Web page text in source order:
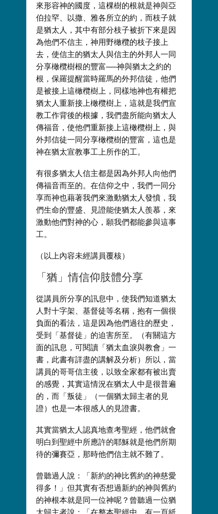
來形容神的國度，這棵樹的根就是神與亞
伯拉罕、以撒、雅各所立的約，而枝子就
是猶太人，其中有部分枝子被折下來是因
為他們不信主，神用野橄欖的枝子接上
去，使信主的猶太人與信主的外邦人一同
分享橄欖樹根的豐富──神與猶太之約的
根，保羅提醒當時羅馬的外邦信徒，他們
是被接上這橄欖樹上，同樣地神也有權把
猶太人重新接上橄欖樹上，這就是我們宣
教工作背後的根據，我們盡所能向猶太人
傳福音，使他們重新接上這橄欖樹上，與
外邦信徒一同分享橄欖樹的豐富，這也是
神在猶太宣教事工上所作的工。
有很多猶太人信主都是因為外邦人向他們
傳福音而至的。在信仰之中，我們一同分
享而神也藉著我們來激動猶太人發憤，我
們生命的豐盛、見證能使猶太人羨慕，來
激動他們對神的心，願我們都能參與這事
工。
（以上內容未經講員覆核）
「猶」情信仰肢體分享
從講員所分享的訊息中，使我們知道猶太
人對十字架、基督徒等名稱，抱有一個很
負面的看法，這是因為他們過往的歷史，
受到「基督徒」的迫害所至。（有關這方
面的訊息，可閱讀「猶太血淚與教會」一
書，此書有詳盡的講解及分析）所以，當
講員的哥哥信主後，以致全家都有被出賣
的感覺，其實這情況在猶太人中是很普遍
的，而「叛徒」（一個猶太歸主者的見
證）也是一本很感人的見證書。
其實當猶太人認真地查考聖經，他們就會
明白到聖經中所應許的耶穌就是他們所期
待的彌賽亞，那時他們信主就不難了。
曾聽過人說：「新約的神比舊約的神慈愛
得多！」但其實有否想過新約的神與舊約
的神根本就是同一位神呢？曾聽過一位猶